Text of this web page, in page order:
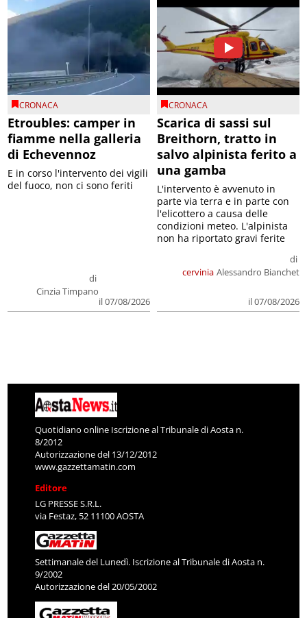
CRONACA
Etroubles: camper in
fiamme nella galleria
di Echevennoz
di
Cinzia Timpano
il 07/08/2026
E in corso l'intervento dei vigili
del fuoco, non ci sono feriti
CRONACA
Scarica di sassi sul
Breithorn, tratto in
salvo alpinista ferito a
una gamba
cervinia
di
Alessandro Bianchet
il 07/08/2026
L'intervento è avvenuto in
parte via terra e in parte con
l'elicottero a causa delle
condizioni meteo. L'alpinista
non ha riportato gravi ferite
Quotidiano online Iscrizione al Tribunale di Aosta n.
8/2012
Autorizzazione del 13/12/2012
www.gazzettamatin.com
Editore
LG PRESSE S.R.L.
via Festaz, 52 11100 AOSTA
Settimanale del Lunedì. Iscrizione al Tribunale di Aosta n.
9/2002
Autorizzazione del 20/05/2002